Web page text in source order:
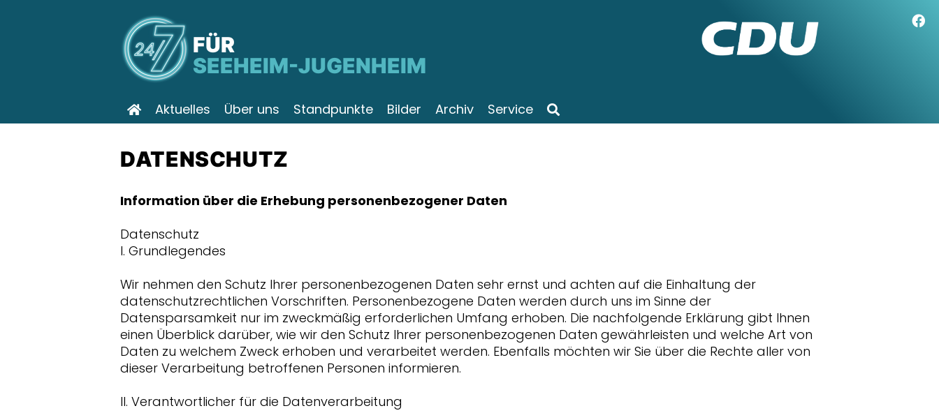
FÜR
SEEHEIM-JUGENHEIM
Aktuelles Über uns Standpunkte Bilder Archiv Service
DATENSCHUTZ
Information über die Erhebung personenbezogener Daten
Datenschutz
I. Grundlegendes
Wir nehmen den Schutz Ihrer personenbezogenen Daten sehr ernst und achten auf die Einhaltung der
datenschutzrechtlichen Vorschriften. Personenbezogene Daten werden durch uns im Sinne der
Datensparsamkeit nur im zweckmäßig erforderlichen Umfang erhoben. Die nachfolgende Erklärung gibt Ihnen
einen Überblick darüber, wie wir den Schutz Ihrer personenbezogenen Daten gewährleisten und welche Art von
Daten zu welchem Zweck erhoben und verarbeitet werden. Ebenfalls möchten wir Sie über die Rechte aller von
dieser Verarbeitung betroffenen Personen informieren.
II. Verantwortlicher für die Datenverarbeitung